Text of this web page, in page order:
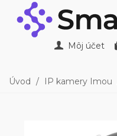
Môj účet
Úvod / IP kamery Imou